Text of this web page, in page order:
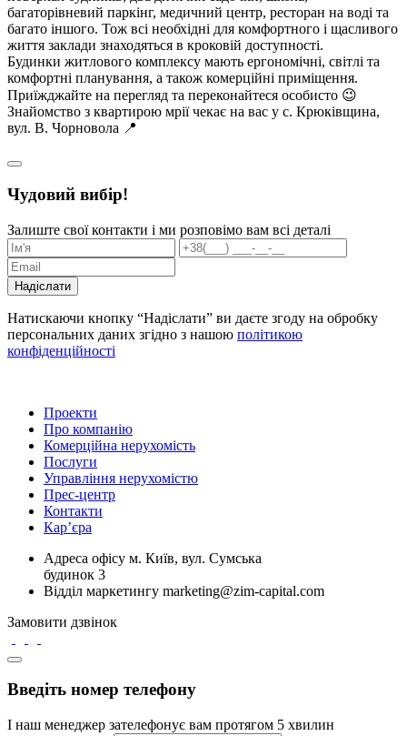
багаторівневий паркінг, медичний центр, ресторан на воді та
багато іншого. Тож всі необхідні для комфортного і щасливого
життя заклади знаходяться в кроковій доступності.
Будинки житлового комплексу мають ергономічні, світлі та
комфортні планування, а також комерційні приміщення.
Приїжджайте на перегляд та переконайтеся особисто 😉
Знайомство з квартирою мрії чекає на вас у с. Крюківщина,
вул. В. Чорновола 📍
Чудовий вибір!
Залиште свої контакти і ми розповімо вам всі деталі
Надіслати
Натискаючи кнопку “Надіслати” ви даєте згоду на обробку
персональних даних згідно з нашою політикою
конфіденційності
Проекти
Про компанію
Комерційна нерухомість
Послуги
Управління нерухомістю
Прес-центр
Контакти
Кар’єра
Адреса офісу м. Київ, вул. Сумська
будинок 3
Відділ маркетингу marketing@zim-capital.com
Замовити дзвінок
Введіть номер телефону
І наш менеджер зателефонує вам протягом 5 хвилин